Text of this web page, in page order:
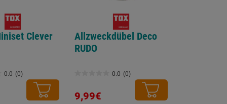
Clever
0.0 (0)
Allzweckdübel Deco
RUDO
0.0 (0)
von
9,99€